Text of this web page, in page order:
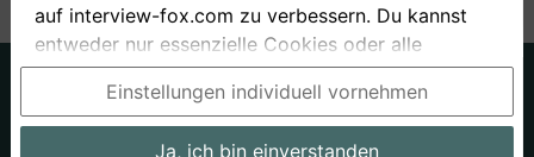
Über uns
Datenschutz
AGB
Bewerbungsfragen Preise
auf interview-fox.com zu verbessern. Du kannst
entweder nur essenzielle Cookies oder alle
Cookies akzeptieren. Du kannst Deine
Einstellungen jederzeit in unseren Cookie- und
Privatsphäre-Einstellungen ändern. Dieser Link ist
Einstellungen individuell vornehmen
Ja, ich bin einverstanden